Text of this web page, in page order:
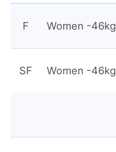
F Women -46kg
SF Women -46kg